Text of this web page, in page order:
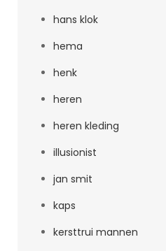
hans klok
hema
henk
heren
heren kleding
illusionist
jan smit
kaps
kersttrui mannen